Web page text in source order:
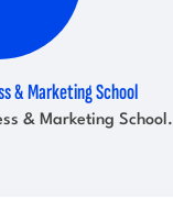
& Marketing School
& Marketing School.